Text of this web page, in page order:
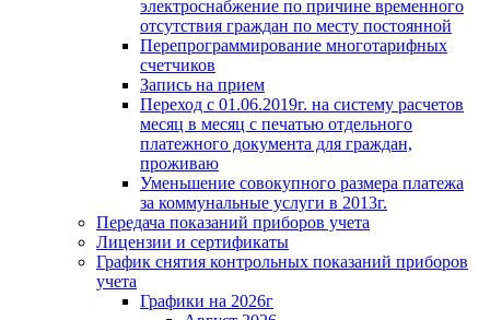
электроснабжение по причине временного
отсутствия граждан по месту постоянной
Перепрограммирование многотарифных
счетчиков
Запись на прием
Переход с 01.06.2019г. на систему расчетов
месяц в месяц с печатью отдельного
платежного документа для граждан,
проживаю
Уменьшение совокупного размера платежа
за коммунальные услуги в 2013г.
Передача показаний приборов учета
Лицензии и сертификаты
График снятия контрольных показаний приборов
учета
Графики на 2026г